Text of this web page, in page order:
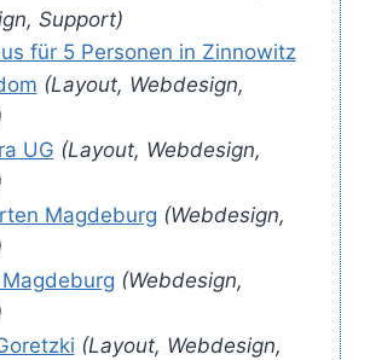
Support)
für 5 Personen in Zinnowitz
(Layout, Webdesign,
UG (Layout, Webdesign,
Magdeburg (Webdesign,
(Webdesign,
(Layout, Webdesign,